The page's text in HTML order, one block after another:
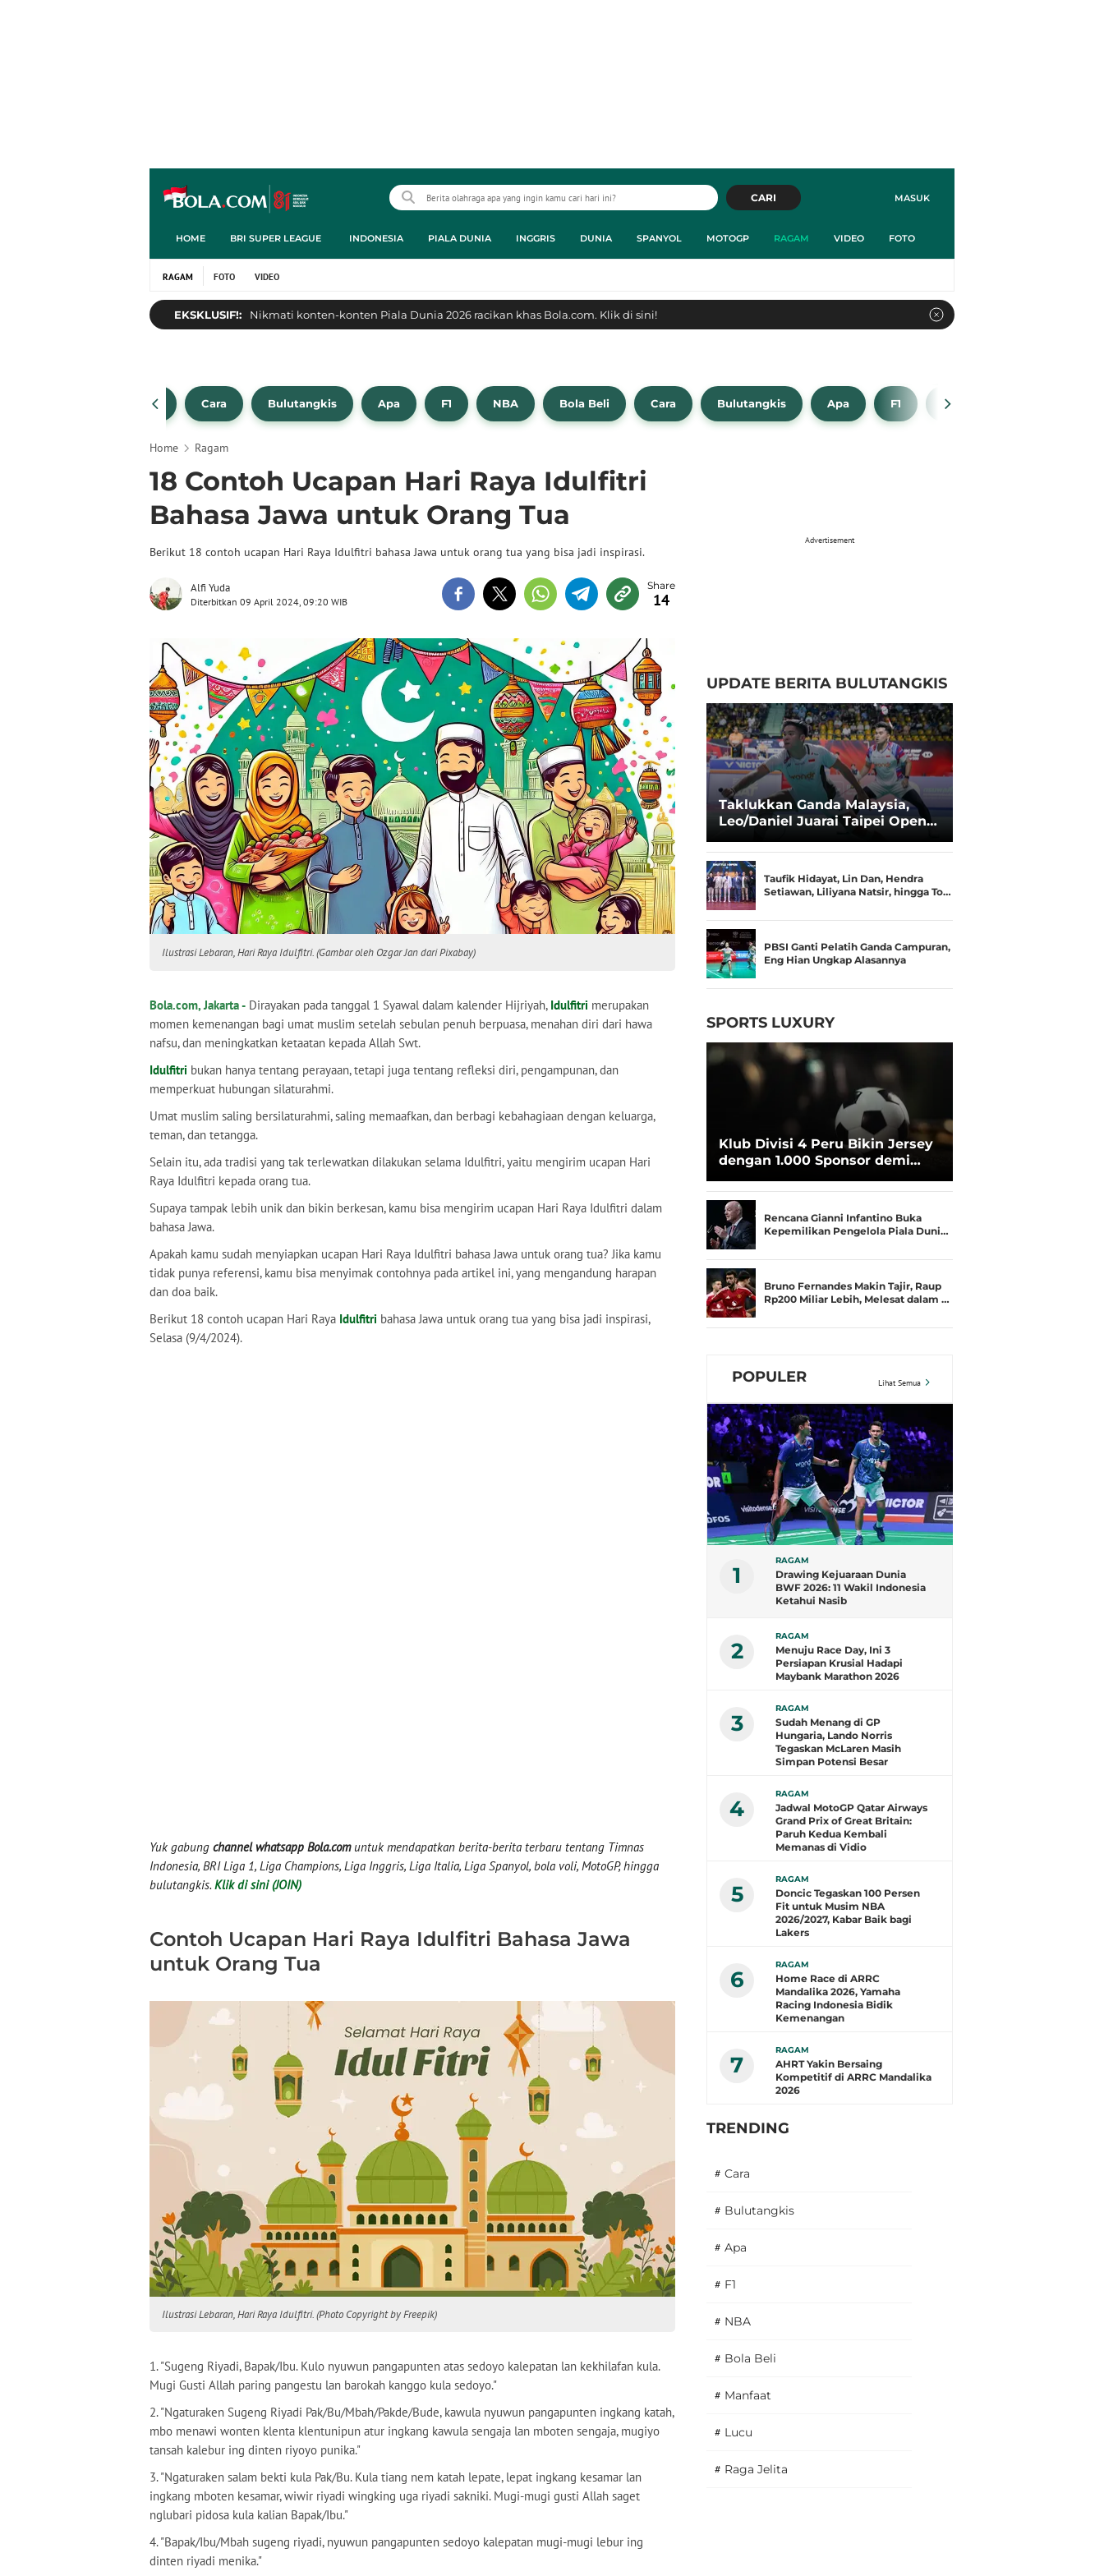
MASUK
CARI
HOME BRI SUPER LEAGUE INDONESIA PIALA DUNIA INGGRIS DUNIA SPANYOL MOTOGP RAGAM VIDEO FOTO
RAGAM FOTO VIDEO
EKSKLUSIF!: Nikmati konten-konten Piala Dunia 2026 racikan khas Bola.com. Klik di sini!
Bola Beli Cara Bulutangkis Apa F1 NBA Bola Beli Cara Bulutangkis Apa F1 NBA
Home Ragam
18 Contoh Ucapan Hari Raya Idulfitri
Bahasa Jawa untuk Orang Tua
Berikut 18 contoh ucapan Hari Raya Idulfitri bahasa Jawa untuk orang tua yang bisa jadi inspirasi.
Alfi Yuda
Diterbitkan 09 April 2024, 09:20 WIB 14
Ilustrasi Lebaran, Hari Raya Idulfitri. (Gambar oleh Ozgar Jan dari Pixabay)
Bola.com, Jakarta - Dirayakan pada tanggal 1 Syawal dalam kalender Hijriyah, Idulfitri merupakan
momen kemenangan bagi umat muslim setelah sebulan penuh berpuasa, menahan diri dari hawa
nafsu, dan meningkatkan ketaatan kepada Allah Swt.
Idulfitri bukan hanya tentang perayaan, tetapi juga tentang refleksi diri, pengampunan, dan
memperkuat hubungan silaturahmi.
Umat muslim saling bersilaturahmi, saling memaafkan, dan berbagi kebahagiaan dengan keluarga,
teman, dan tetangga.
Selain itu, ada tradisi yang tak terlewatkan dilakukan selama Idulfitri, yaitu mengirim ucapan Hari
Raya Idulfitri kepada orang tua.
Supaya tampak lebih unik dan bikin berkesan, kamu bisa mengirim ucapan Hari Raya Idulfitri dalam
bahasa Jawa.
Apakah kamu sudah menyiapkan ucapan Hari Raya Idulfitri bahasa Jawa untuk orang tua? Jika kamu
tidak punya referensi, kamu bisa menyimak contohnya pada artikel ini, yang mengandung harapan
dan doa baik.
Berikut 18 contoh ucapan Hari Raya Idulfitri bahasa Jawa untuk orang tua yang bisa jadi inspirasi,
Selasa (9/4/2024).
Yuk gabung channel whatsapp Bola.comuntuk mendapatkan berita-berita terbaru tentang Timnas
Indonesia, BRI Liga 1, Liga Champions, Liga Inggris, Liga Italia, Liga Spanyol, bola voli, MotoGP, hingga
bulutangkis. Klik di sini (JOIN)
Contoh Ucapan Hari Raya Idulfitri Bahasa Jawa
untuk Orang Tua
Ilustrasi Lebaran, Hari Raya Idulfitri. (Photo Copyright by Freepik)
1. "Sugeng Riyadi, Bapak/Ibu. Kulo nyuwun pangapunten atas sedoyo kalepatan lan kekhilafan kula.
Mugi Gusti Allah paring pangestu lan barokah kanggo kula sedoyo."
2. "Ngaturaken Sugeng Riyadi Pak/Bu/Mbah/Pakde/Bude, kawula nyuwun pangapunten ingkang katah,
mbo menawi wonten klenta klentunipun atur ingkang kawula sengaja lan mboten sengaja, mugiyo
tansah kalebur ing dinten riyoyo punika."
3. "Ngaturaken salam bekti kula Pak/Bu. Kula tiang nem katah lepate, lepat ingkang kesamar lan
ingkang mboten kesamar, wiwir riyadi wingking uga riyadi sakniki. Mugi-mugi gusti Allah saget
nglubari pidosa kula kalian Bapak/Ibu."
4. "Bapak/Ibu/Mbah sugeng riyadi, nyuwun pangapunten sedoyo kalepatan mugi-mugi lebur ing
dinten riyadi menika."
Advertisement
UPDATE BERITA BULUTANGKIS
Taklukkan Ganda Malaysia,
Leo/Daniel Juarai Taipei Open
Taufik Hidayat, Lin Dan, Hendra
Setiawan, Liliyana Natsir, hingga To…
PBSI Ganti Pelatih Ganda Campuran,
Eng Hian Ungkap Alasannya
SPORTS LUXURY
Klub Divisi 4 Peru Bikin Jersey
dengan 1.000 Sponsor demi
Rencana Gianni Infantino Buka
Kepemilikan Pengelola Piala Duni…
Bruno Fernandes Makin Tajir, Raup
Rp200 Miliar Lebih, Melesat dalam …
POPULER Lihat Semua
1
RAGAM
Drawing Kejuaraan Dunia
BWF 2026: 11 Wakil Indonesia
Ketahui Nasib
2
RAGAM
Menuju Race Day, Ini 3
Persiapan Krusial Hadapi
Maybank Marathon 2026
3
RAGAM
Sudah Menang di GP
Hungaria, Lando Norris
Tegaskan McLaren Masih
Simpan Potensi Besar
4
RAGAM
Jadwal MotoGP Qatar Airways
Grand Prix of Great Britain:
Paruh Kedua Kembali
Memanas di Vidio
5
RAGAM
Doncic Tegaskan 100 Persen
Fit untuk Musim NBA
2026/2027, Kabar Baik bagi
Lakers
6
RAGAM
Home Race di ARRC
Mandalika 2026, Yamaha
Racing Indonesia Bidik
Kemenangan
7
RAGAM
AHRT Yakin Bersaing
Kompetitif di ARRC Mandalika
2026
TRENDING
# Cara
# Bulutangkis
# Apa
# F1
# NBA
# Bola Beli
# Manfaat
# Lucu
# Raga Jelita